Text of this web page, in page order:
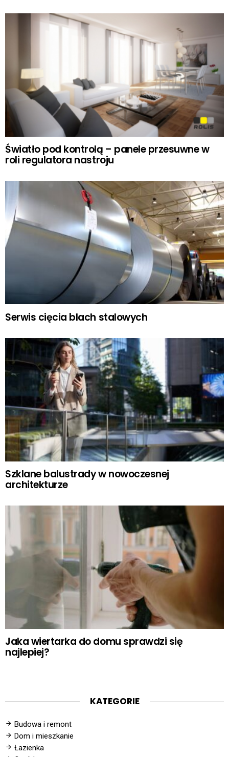
Światło pod kontrolą – panele przesuwne w
roli regulatora nastroju
Serwis cięcia blach stalowych
Szklane balustrady w nowoczesnej
architekturze
Jaka wiertarka do domu sprawdzi się
najlepiej?
KATEGORIE
Budowa i remont
Dom i mieszkanie
Łazienka